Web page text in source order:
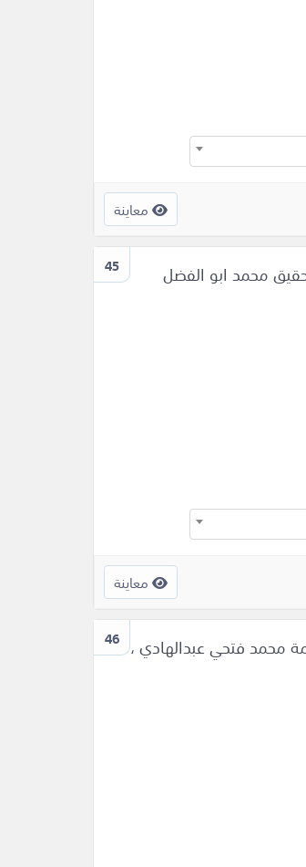
معاينة
45
محمد ابو الفضل
معاينة
46 محمد فتحي عبدالهادي ،